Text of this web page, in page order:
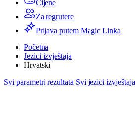
Cijene
Za regrutere
Prijava putem Magic Linka
Početna
Jezici izvještaja
Hrvatski
Svi parametri rezultata Svi jezici izvještaja